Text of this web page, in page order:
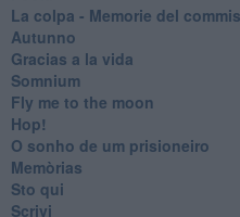
​La colpa - Memorie del
Autunno
Gracias a la vida
Somnium
Fly me to the moon
Hop!
O sonho de um prisioneiro
Memòrias
Sto qui
Scrivi